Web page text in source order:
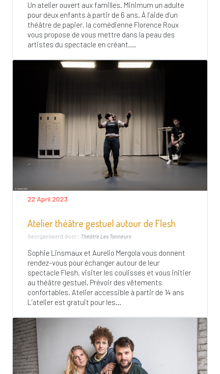
Un atelier ouvert aux familles. Minimum un adulte
pour deux enfants à partir de 6 ans. À l’aide d’un
théâtre de papier, la comédienne Florence Roux
vous propose de vous mettre dans la peau des
artistes du spectacle en créant,...
22 April 2023
Atelier théâtre gestuel autour de Flesh
Georganiseerd door : Théâtre Les Tanneurs
Sophie Linsmaux et Aurelio Mergola vous donnent
rendez-vous pour échanger autour de leur
spectacle Flesh, visiter les coulisses et vous initier
au théâtre gestuel. Prévoir des vêtements
confortables. Atelier accessible à partir de 14 ans
L’atelier est gratuit pour les...